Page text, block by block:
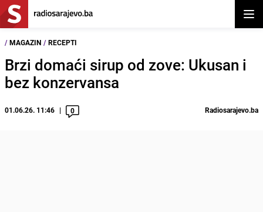
/ MAGAZIN / RECEPTI
Brzi domaći sirup od zove: Ukusan i
bez konzervansa
01.06.26. 11:46 0 Radiosarajevo.ba